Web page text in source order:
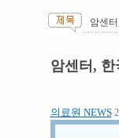
암센
암센터,
의료원 NEWS